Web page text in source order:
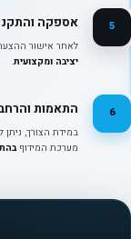
5 אספקה
לאחר אישור
יציבה ומקצועית.
6 התאמות
במידת הצורך,
מערכת המידוף